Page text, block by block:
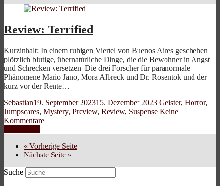
Review: Terrified
Kurzinhalt: In einem ruhigen Viertel von Buenos Aires geschehen
plötzlich blutige, übernatürliche Dinge, die die Bewohner in Angst
und Schrecken versetzen. Die drei Forscher für paranormale
Phänomene Mario Jano, Mora Albreck und Dr. Rosentok und der
kurz vor der Rente…
Sebastian19. September 202315. Dezember 2023 Geister, Horror,
Jumpscares, Mystery, Preview, Review, Suspense Keine
Kommentare
« Vorherige Seite
Nächste Seite »
Suche